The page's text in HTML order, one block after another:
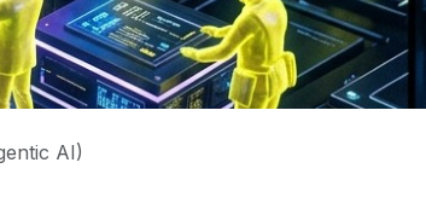
AI)